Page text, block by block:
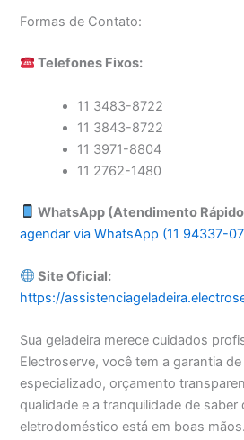
Formas de Contato:
Telefones Fixos:
11 3483-8722
11 3843-8722
11 3971-8804
11 2762-1480
WhatsApp (Atendimento
agendar via WhatsApp (11 94337-
Site Oficial:
https://
Sua geladeira merece cuidados
Electroserve, você tem a garantia
especializado, orçamento
qualidade e a tranquilidade de saber
eletrodoméstico está em boas mãos.